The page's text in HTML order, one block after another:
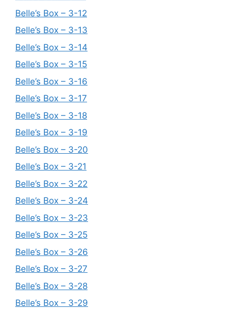
Belle’s Box – 3-12
Belle’s Box – 3-13
Belle’s Box – 3-14
Belle’s Box – 3-15
Belle’s Box – 3-16
Belle’s Box – 3-17
Belle’s Box – 3-18
Belle’s Box – 3-19
Belle’s Box – 3-20
Belle’s Box – 3-21
Belle’s Box – 3-22
Belle’s Box – 3-24
Belle’s Box – 3-23
Belle’s Box – 3-25
Belle’s Box – 3-26
Belle’s Box – 3-27
Belle’s Box – 3-28
Belle’s Box – 3-29